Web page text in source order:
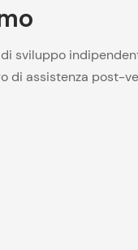
sviluppo
di assistenza post-